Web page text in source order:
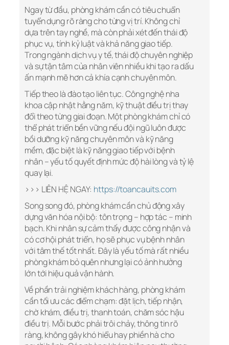
Ngay từ đầu, phòng khám cần có tiêu chuẩn
tuyển dụng rõ ràng cho từng vị trí. Không chỉ
dựa trên tay nghề, mà còn phải xét đến thái độ
phục vụ, tính kỷ luật và khả năng giao tiếp.
Trong ngành dịch vụ y tế, thái độ chuyên nghiệp
và sự tận tâm của nhân viên nhiều khi tạo ra dấu
ấn mạnh mẽ hơn cả khía cạnh chuyên môn.
Tiếp theo là đào tạo liên tục. Công nghệ nha
khoa cập nhật hằng năm, kỹ thuật điều trị thay
đổi theo từng giai đoạn. Một phòng khám chỉ có
thể phát triển bền vững nếu đội ngũ luôn được
bồi dưỡng kỹ năng chuyên môn và kỹ năng
mềm, đặc biệt là kỹ năng giao tiếp với bệnh
nhân – yếu tố quyết định mức độ hài lòng và tỷ lệ
quay lại.
>>> LIÊN HỆ NGAY: https://toancauits.com
Song song đó, phòng khám cần chủ động xây
dựng văn hóa nội bộ: tôn trọng – hợp tác – minh
bạch. Khi nhân sự cảm thấy được công nhận và
có cơ hội phát triển, họ sẽ phục vụ bệnh nhân
với tâm thế tốt nhất. Đây là yếu tố mà rất nhiều
phòng khám bỏ quên nhưng lại có ảnh hưởng
lớn tới hiệu quả vận hành.
Về phần trải nghiệm khách hàng, phòng khám
cần tối ưu các điểm chạm: đặt lịch, tiếp nhận,
chờ khám, điều trị, thanh toán, chăm sóc hậu
điều trị. Mỗi bước phải trôi chảy, thông tin rõ
ràng, không gây khó hiểu hay phiền hà cho